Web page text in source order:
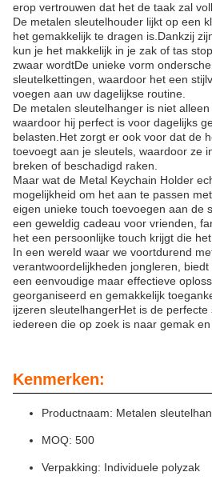
erop vertrouwen dat het de taak zal
De metalen sleutelhouder lijkt op een
het gemakkelijk te dragen is.Dankzij
kun je het makkelijk in je zak of tas
zwaar wordtDe unieke vorm
sleutelkettingen, waardoor het een
voegen aan uw dagelijkse routine.
De metalen sleutelhanger is niet
waardoor hij perfect is voor dagelijks
belasten.Het zorgt er ook voor dat de
toevoegt aan je sleutels, waardoor ze
breken of beschadigd raken.
Maar wat de Metal Keychain Holder
mogelijkheid om het aan te passen
eigen unieke touch toevoegen aan de
een geweldig cadeau voor vrienden,
het een persoonlijke touch krijgt die
In een wereld waar we voortdurend
verantwoordelijkheden jongleren,
een eenvoudige maar effectieve
georganiseerd en gemakkelijk
ijzeren sleutelhangerHet is de
iedereen die op zoek is naar gemak en
Kenmerken:
Productnaam: Metalen
MOQ: 500
Verpakking: Individuele polyzak